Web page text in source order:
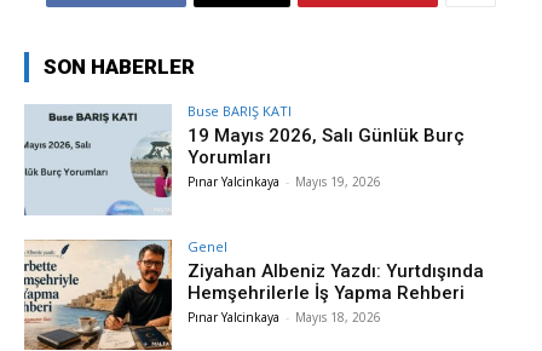
SON HABERLER
Buse BARIŞ KATI
19 Mayıs 2026, Salı Günlük Burç
Yorumları
Pınar Yalcinkaya - Mayıs 19, 2026
Genel
Ziyahan Albeniz Yazdı: Yurtdışında
Hemşehrilerle İş Yapma Rehberi
Pınar Yalcinkaya - Mayıs 18, 2026